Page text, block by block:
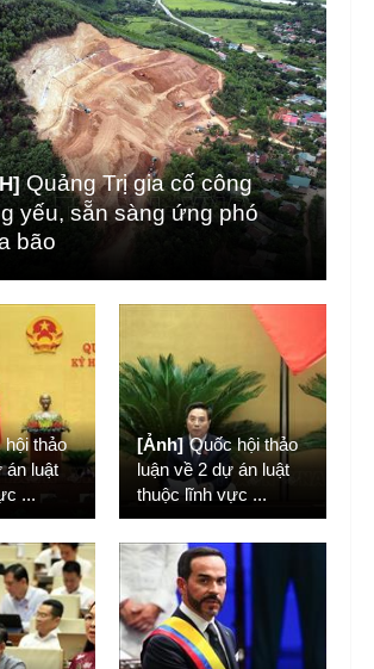
Quảng Trị gia cố công
yếu, sẵn sàng ứng phó
bão
hội thảo
án luật
...
[Ảnh] Quốc hội thảo
luận về 2 dự án luật
thuộc lĩnh vực ...